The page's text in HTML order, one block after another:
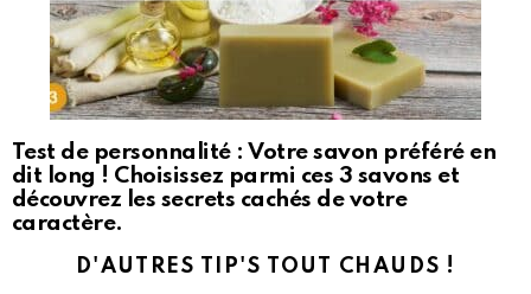
Test de personnalité : Votre savon préféré en
dit long ! Choisissez parmi ces 3 savons et
découvrez les secrets cachés de votre
caractère.
D'AUTRES TIP'S TOUT CHAUDS !